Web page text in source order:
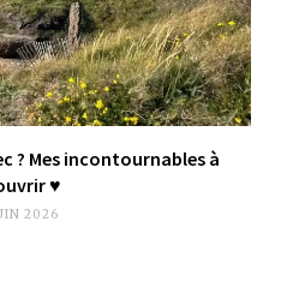
? Mes incontournables à
♥︎
2026